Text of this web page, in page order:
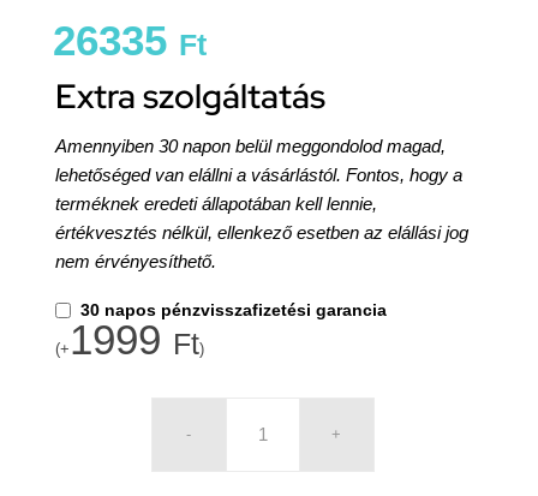
26335 Ft
Extra szolgáltatás
Amennyiben 30 napon belül meggondolod magad,
lehetőséged van elállni a vásárlástól. Fontos, hogy a
terméknek eredeti állapotában kell lennie,
értékvesztés nélkül, ellenkező esetben az elállási jog
nem érvényesíthető.
30 napos pénzvisszafizetési garancia
(+ 1999 Ft)